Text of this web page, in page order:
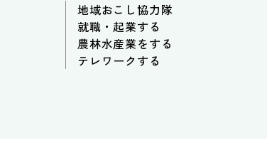
地域おこし協力隊
就職・起業する
農林水産業をする
テレワークする